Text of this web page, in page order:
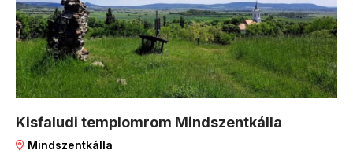
Kisfaludi templomrom Mindszentkálla
Mindszentkálla